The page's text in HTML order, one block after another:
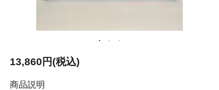
13,860円(税込)
商品説明